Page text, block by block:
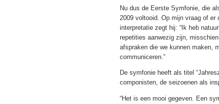
Nu dus de Eerste Symfonie, die
2009 voltooid. Op mijn vraag of
interpretatie zegt hij: “Ik heb
repetities aanwezig zijn,
afspraken die we kunnen maken,
communiceren.”
De symfonie heeft als titel
componisten, de seizoenen als
“Het is een mooi gegeven. Een